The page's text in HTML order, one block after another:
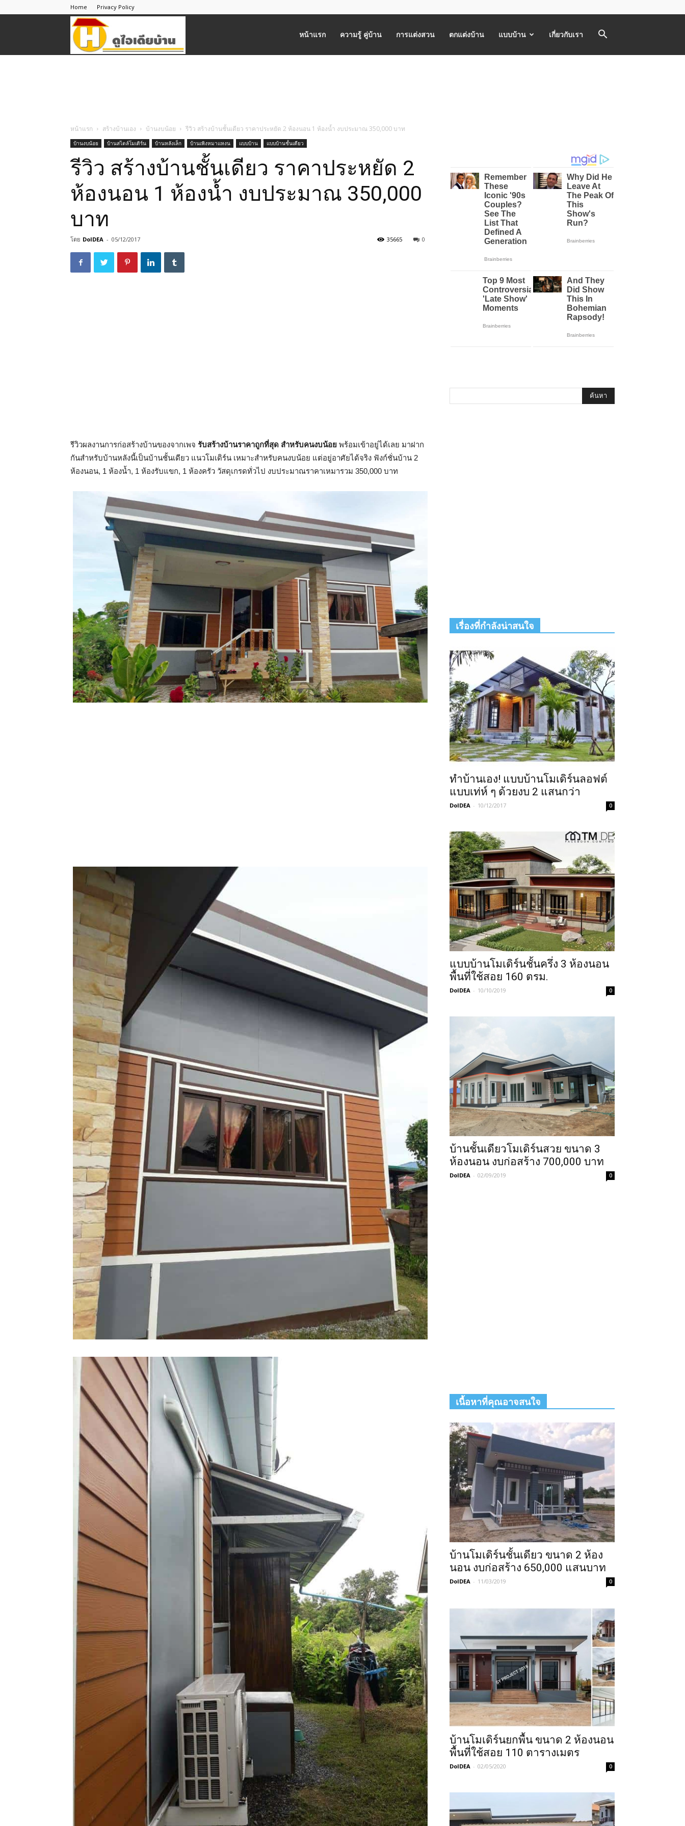
Home Privacy Policy
หน้าแรก ความรู้ คู่บ้าน การแต่งสวน ตกแต่งบ้าน แบบบ้าน เกี่ยวกับเรา
หน้าแรก สร้างบ้านเอง บ้านงบน้อย รีวิว สร้างบ้านชั้นเดียว ราคาประหยัด 2 ห้องนอน 1 ห้องน้ำ งบประมาณ 350,000 บาท
บ้านงบน้อย บ้านสไตล์โมเดิร์น บ้านหลังเล็ก บ้านเพิงหมาแหงน แบบบ้าน แบบบ้านชั้นเดียว
รีวิว สร้างบ้านชั้นเดียว ราคาประหยัด 2
ห้องนอน 1 ห้องน้ำ งบประมาณ 350,000
บาท
โดย DoIDEA - 05/12/2017 0
35665
รีวิวผลงานการก่อสร้างบ้านของจากเพจ รับสร้างบ้านราคาถูกที่สุด สำหรับคนงบน้อย พร้อมเข้าอยู่ได้เลย มาฝาก
กันสำหรับบ้านหลังนี้เป็นบ้านชั้นเดียว แนวโมเดิร์น เหมาะสำหรับคนงบน้อย แต่อยู่อาศัยได้จริง ฟังก์ชั่นบ้าน 2
ห้องนอน, 1 ห้องน้ำ, 1 ห้องรับแขก, 1 ห้องครัว วัสดุเกรดทั่วไป งบประมาณราคาเหมารวม 350,000 บาท
เรื่องที่กำลังน่าสนใจ
ทำบ้านเอง! แบบบ้านโมเดิร์นลอฟต์
แบบเท่ห์ ๆ ด้วยงบ 2 แสนกว่า
DoIDEA - 10/12/2017 0
แบบบ้านโมเดิร์นชั้นครึ่ง 3 ห้องนอน
พื้นที่ใช้สอย 160 ตรม.
DoIDEA - 10/10/2019 0
บ้านชั้นเดียวโมเดิร์นสวย ขนาด 3
ห้องนอน งบก่อสร้าง 700,000 บาท
DoIDEA - 02/09/2019 0
เนื้อหาที่คุณอาจสนใจ
บ้านโมเดิร์นชั้นเดียว ขนาด 2 ห้อง
นอน งบก่อสร้าง 650,000 แสนบาท
DoIDEA - 11/03/2019 0
บ้านโมเดิร์นยกพื้น ขนาด 2 ห้องนอน
พื้นที่ใช้สอย 110 ตารางเมตร
DoIDEA - 02/05/2020 0